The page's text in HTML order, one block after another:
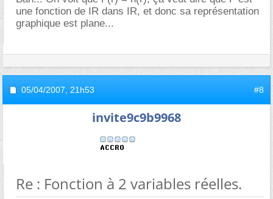
une fonction de IR dans IR, et donc sa représentation
graphique est plane...
05/04/2007, 21h53 #8
invite9c9b9968
Re : Fonction à 2 variables réelles.